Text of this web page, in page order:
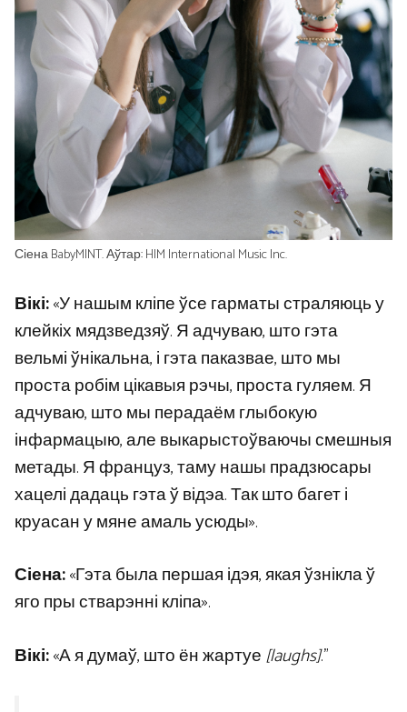
Сіена BabyMINT. Аўтар: HIM International Music Inc.
Вікі:«У нашым кліпе ўсе гарматы страляюць у
клейкіх мядзведзяў. Я адчуваю, што гэта
вельмі ўнікальна, і гэта паказвае, што мы
проста робім цікавыя рэчы, проста гуляем. Я
адчуваю, што мы перадаём глыбокую
інфармацыю, але выкарыстоўваючы смешныя
метады. Я француз, таму нашы прадзюсары
хацелі дадаць гэта ў відэа. Так што багет і
круасан у мяне амаль усюды».
Сіена:«Гэта была першая ідэя, якая ўзнікла ў
яго пры стварэнні кліпа».
Вікі:«А я думаў, што ён жартуе[laughs].”